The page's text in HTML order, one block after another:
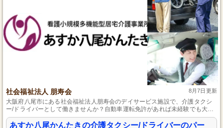
社会福祉法人 朋寿会 8月7日更新
大阪府八尾市にある社会福祉法人朋寿会のデイサービス施設で、介護タクシ
ー/ドライバーとして働きませんか？自動車運転免許があれば未経験でも大歓
迎！パート・アルバイトとして柔軟な勤務体制が整っており、あなたのライ
フスタイルに合わせて働けます。優しさとドライビングスキルで利用者様の
あすか八尾かんたきの介護タクシー/ドライバーのパー